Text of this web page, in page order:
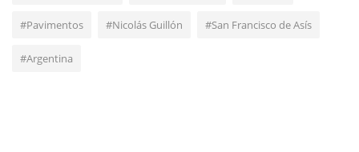
#Pavimentos #Nicolás Guillón #San Francisco de Asís
#Argentina